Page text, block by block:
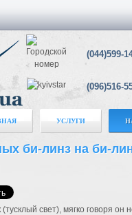
(044)599-
(096)516-
УСЛУГИ
би-линз на би-
свет), мягко говоря